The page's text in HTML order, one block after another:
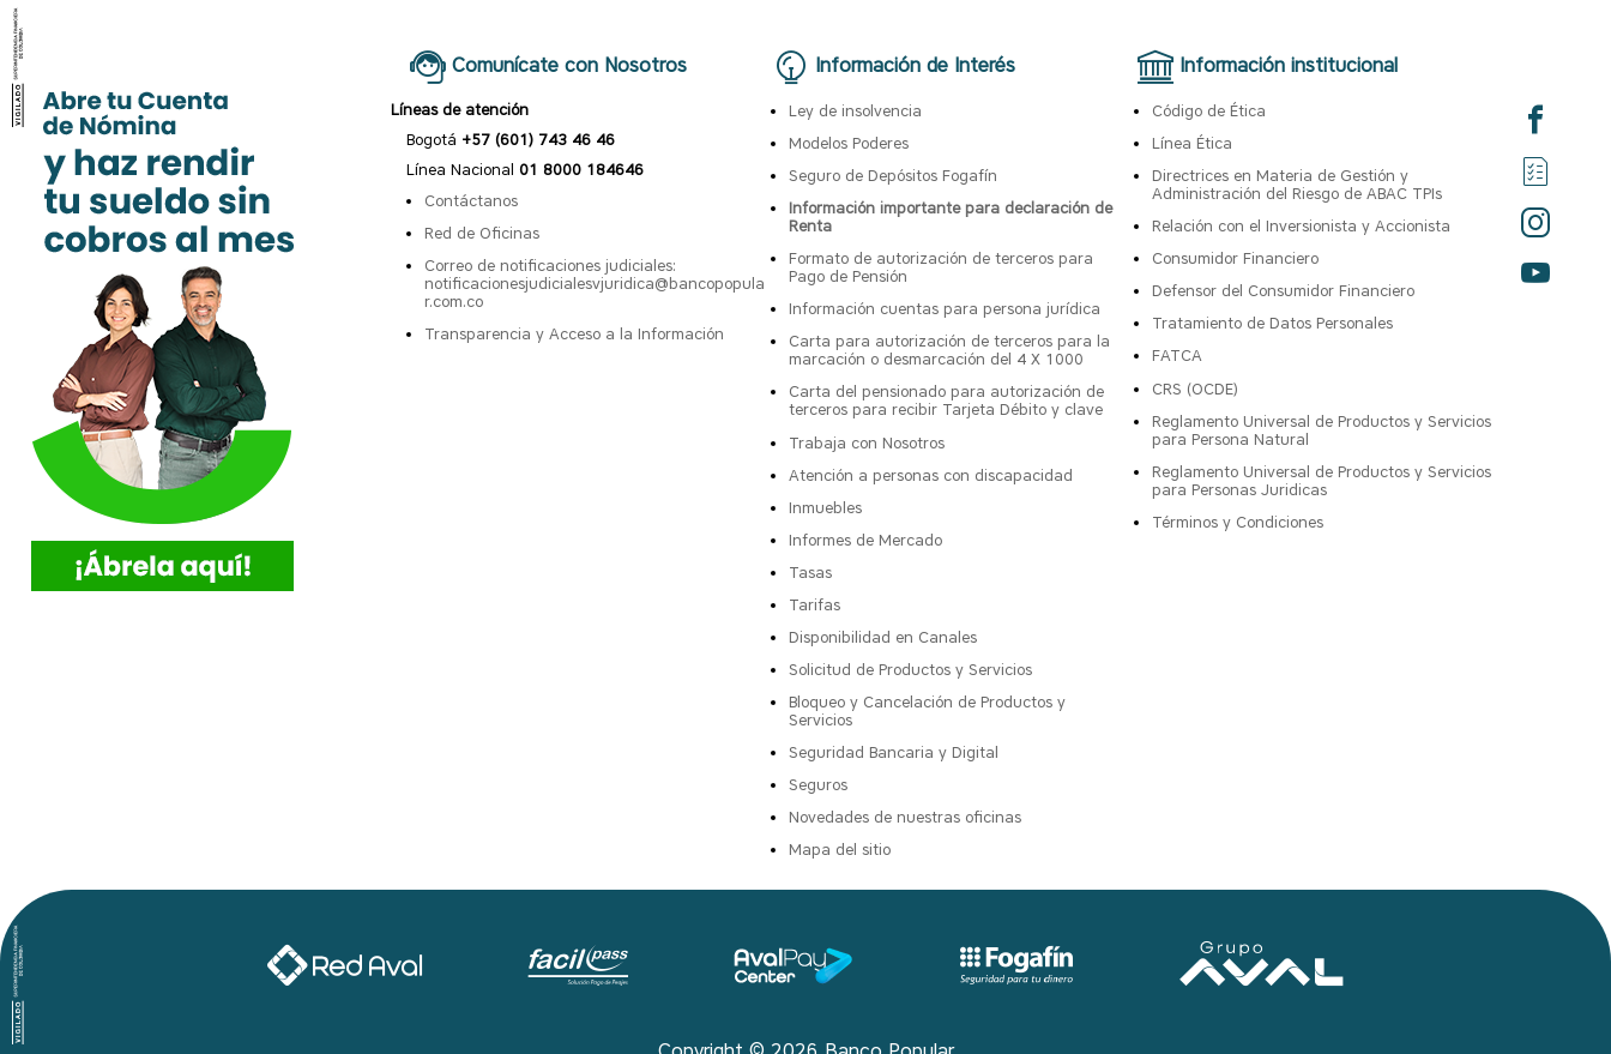
Comunícate con Nosotros
Líneas de atención
Bogotá +57 (601) 743 46 46
Línea Nacional01 8000 184646
Contáctanos
Red de Oficinas
Correo de notificaciones judiciales:
notificacionesjudicialesvjuridica@bancopopula
r.com.co
Transparencia y Acceso a la Información
Información de Interés
Ley de insolvencia
Modelos Poderes
Seguro de Depósitos Fogafín
Información importante para declaración de
Renta
Formato de autorización de terceros para
Pago de Pensión
Información cuentas para persona jurídica
Carta para autorización de terceros para la
marcación o desmarcación del 4 X 1000
Carta del pensionado para autorización de
terceros para recibir Tarjeta Débito y clave
Trabaja con Nosotros
Atención a personas con discapacidad
Inmuebles
Informes de Mercado
Tasas
Tarifas
Disponibilidad en Canales
Solicitud de Productos y Servicios
Bloqueo y Cancelación de Productos y
Servicios
Seguridad Bancaria y Digital
Seguros
Novedades de nuestras oficinas
Mapa del sitio
Información institucional
Código de Ética
Línea Ética
Directrices en Materia de Gestión y
Administración del Riesgo de ABAC TPIs
Relación con el Inversionista y Accionista
Consumidor Financiero
Defensor del Consumidor Financiero
Tratamiento de Datos Personales
FATCA
CRS (OCDE)
Reglamento Universal de Productos y Servicios
para Persona Natural
Reglamento Universal de Productos y Servicios
para Personas Juridicas
Términos y Condiciones